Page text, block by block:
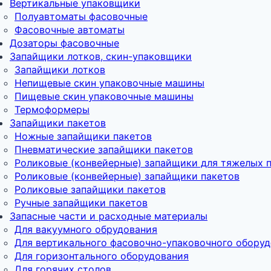
Вертикальные упаковщики
Полуавтоматы фасовочные
Фасовочные автоматы
Дозаторы фасовочные
Запайщики лотков, скин-упаковщики
Запайщики лотков
Непищевые скин упаковочные машины
Пищевые скин упаковочные машины
Термоформеры
Запайщики пакетов
Ножные запайщики пакетов
Пневматические запайщики пакетов
Роликовые (конвейерные) запайщики для тяжелых
Роликовые (конвейерные) запайщики пакетов
Роликовые запайщики пакетов
Ручные запайщики пакетов
Запасные части и расходные материалы
Для вакуумного обрудования
Для вертикального фасовочно-упаковочного
Для горизонтального оборудования